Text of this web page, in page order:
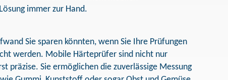
immer zur Hand.
Sie sparen könnten, wenn Sie Ihre Prüfungen
werden. Mobile Härteprüfer sind nicht nur
präzise. Sie ermöglichen die zuverlässige Messung